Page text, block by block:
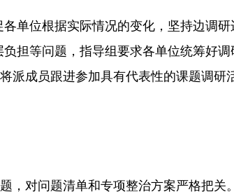
单位根据实际情况的变化，坚持边调
担等问题，指导组要求各单位统筹好
派成员跟进参加具有代表性的课题调研
，对问题清单和专项整治方案严格把关